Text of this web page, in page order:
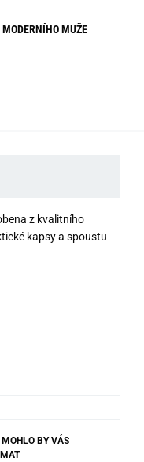
MUŽE
z kvalitního
kapsy a spoustu
MOHLO BY VÁS